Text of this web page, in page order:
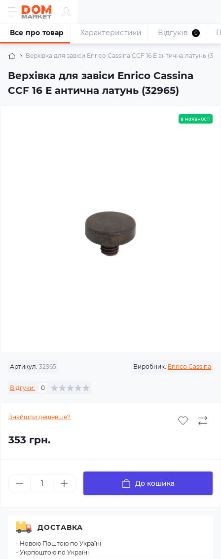
Верхівка для завіси Enrico Cassina ССF 16 E антична латунь
Верхівка для завіси Enrico Cassina
ССF 16 E антична латунь (32965)
Все про товар Характеристики Відгуків 0
в наявності
Артикул: 32965 Виробник: Enrico Cassina
Відгуки: 0
Знайшли дешевше?
353 грн.
До кошика
ДОСТАВКА
- Новою Поштою по Україні
- Укрпоштою по Україні